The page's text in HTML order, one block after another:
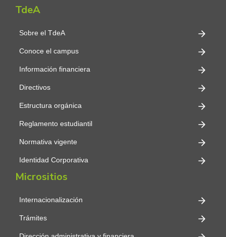
TdeA
Sobre el TdeA
Conoce el campus
Información financiera
Directivos
Estructura orgánica
Reglamento estudiantil
Normativa vigente
Identidad Corporativa
Micrositios
Internacionalización
Trámites